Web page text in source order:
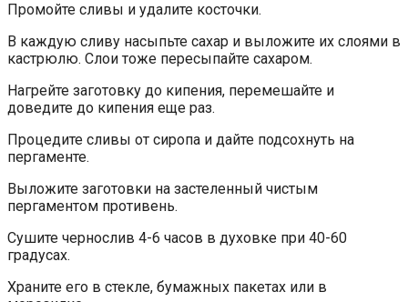
Промойте сливы и удалите косточки.
В каждую сливу насыпьте сахар и выложите их слоями в
кастрюлю. Слои тоже пересыпайте сахаром.
Нагрейте заготовку до кипения, перемешайте и
доведите до кипения еще раз.
Процедите сливы от сиропа и дайте подсохнуть на
пергаменте.
Выложите заготовки на застеленный чистым
пергаментом противень.
Сушите чернослив 4-6 часов в духовке при 40-60
градусах.
Храните его в стекле, бумажных пакетах или в